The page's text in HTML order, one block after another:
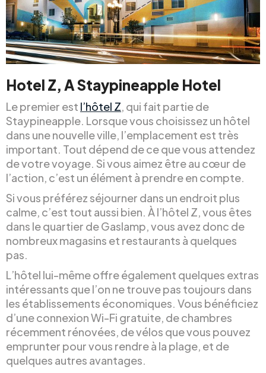
Hotel Z, A Staypineapple Hotel
Le premier est l’hôtel Z, qui fait partie de
Staypineapple. Lorsque vous choisissez un hôtel
dans une nouvelle ville, l’emplacement est très
important. Tout dépend de ce que vous attendez
de votre voyage. Si vous aimez être au cœur de
l’action, c’est un élément à prendre en compte.
Si vous préférez séjourner dans un endroit plus
calme, c’est tout aussi bien. À l’hôtel Z, vous êtes
dans le quartier de Gaslamp, vous avez donc de
nombreux magasins et restaurants à quelques
pas.
L’hôtel lui-même offre également quelques extras
intéressants que l’on ne trouve pas toujours dans
les établissements économiques. Vous bénéficiez
d’une connexion Wi-Fi gratuite, de chambres
récemment rénovées, de vélos que vous pouvez
emprunter pour vous rendre à la plage, et de
quelques autres avantages.